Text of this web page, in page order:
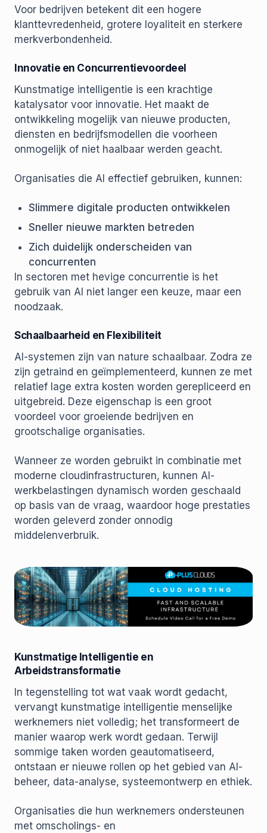
Voor bedrijven betekent dit een hogere
klanttevredenheid, grotere loyaliteit en sterkere
merkverbondenheid.
Innovatie en Concurrentievoordeel
Kunstmatige intelligentie is een krachtige
katalysator voor innovatie. Het maakt de
ontwikkeling mogelijk van nieuwe producten,
diensten en bedrijfsmodellen die voorheen
onmogelijk of niet haalbaar werden geacht.
Organisaties die AI effectief gebruiken, kunnen:
Slimmere digitale producten ontwikkelen
Sneller nieuwe markten betreden
Zich duidelijk onderscheiden van
concurrenten
In sectoren met hevige concurrentie is het
gebruik van AI niet langer een keuze, maar een
noodzaak.
Schaalbaarheid en Flexibiliteit
AI-systemen zijn van nature schaalbaar. Zodra ze
zijn getraind en geïmplementeerd, kunnen ze met
relatief lage extra kosten worden gerepliceerd en
uitgebreid. Deze eigenschap is een groot
voordeel voor groeiende bedrijven en
grootschalige organisaties.
Wanneer ze worden gebruikt in combinatie met
moderne cloudinfrastructuren, kunnen AI-
werkbelastingen dynamisch worden geschaald
op basis van de vraag, waardoor hoge prestaties
worden geleverd zonder onnodig
middelenverbruik.
Kunstmatige Intelligentie en
Arbeidstransformatie
In tegenstelling tot wat vaak wordt gedacht,
vervangt kunstmatige intelligentie menselijke
werknemers niet volledig; het transformeert de
manier waarop werk wordt gedaan. Terwijl
sommige taken worden geautomatiseerd,
ontstaan er nieuwe rollen op het gebied van AI-
beheer, data-analyse, systeemontwerp en ethiek.
Organisaties die hun werknemers ondersteunen
met omscholings- en